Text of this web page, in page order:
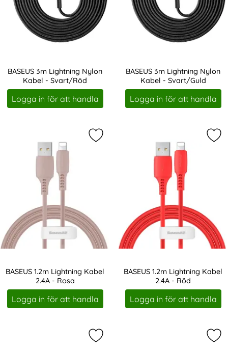
BASEUS 3m Lightning Nylon
Kabel - Svart/Röd
Art. nr 8304
Logga in för att handla
BASEUS 3m Lightning Nylon
Kabel - Svart/Guld
Art. nr 8305
Logga in för att handla
BASEUS 1.2m Lightning Kabel
2.4A - Rosa
Art. nr 8311
Logga in för att handla
Markera bASEUS 1.2m Lightning
BASEUS 1.2m Lightning Kabel
2.4A - Röd
Art. nr 8313
Logga in för att handla
Markera dudao 1m Lightning